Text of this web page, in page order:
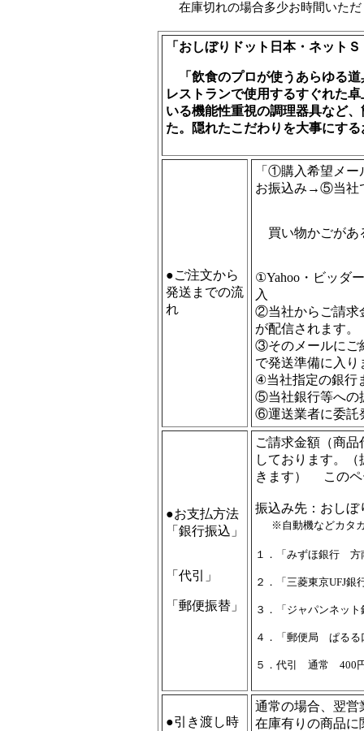
在庫切れの場合多少お時間いた
「おしぼりドット日本・ネット
「飲食のプロが使うあらゆる道
レストランで使用するすぐれた
いる機能性重視の調理器具など
た。隠れたこだわりを大事にす
●ご注文から
発送までの流
れ
「①購入希望メ
お振込み→⑤当
買い物かごがあ
①Yahoo・ビッダ
入
②当社からご請求
が配信されます。
③そのメールにご
で発送準備に入り
④当社指定の銀
⑤当社銀行等への
⑥運送業者に委
●お支払方法
「銀行振込」
「代引」
「郵便振替」
ご請求金額（商品
しております。
きます） このペ
振込み先：おしぼ
※自動機などカタ
１．「みずほ銀行
２．「三菱東京
３．「ジャパンネ
４．「郵便局 ぱる
５．代引 通常 400
●引き渡し時
通常の場合、翌営
在庫有りの商品に